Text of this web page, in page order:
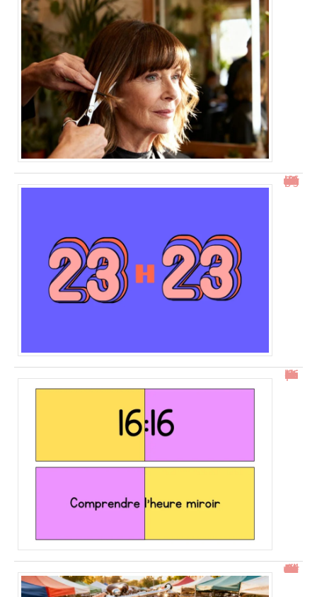
23h23 signification : découvrez son impact et ses messages
16h16 : comprendre l’heure miroir
Gtrouve : Les Meilleures Annonces Gratuites à Découvrir